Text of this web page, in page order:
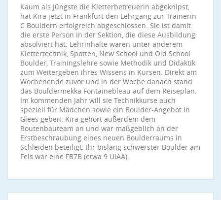
Kaum als Jüngste die Kletterbetreuerin abgeknipst,
hat Kira jetzt in Frankfurt den Lehrgang zur Trainerin
C Bouldern erfolgreich abgeschlossen. Sie ist damit
die erste Person in der Sektion, die diese Ausbildung
absolviert hat. Lehrinhalte waren unter anderem
Klettertechnik, Spotten, New School und Old School
Boulder, Trainingslehre sowie Methodik und Didaktik
zum Weitergeben ihres Wissens in Kursen. Direkt am
Wochenende zuvor und in der Woche danach stand
das Bouldermekka Fontainebleau auf dem Reiseplan.
Im kommenden Jahr will sie Technikkurse auch
speziell für Mädchen sowie ein Boulder-Angebot in
Glees geben. Kira gehört außerdem dem
Routenbauteam an und war maßgeblich an der
Erstbeschraubung eines neuen Boulderraums in
Schleiden beteiligt. Ihr bislang schwerster Boulder am
Fels war eine FB7B (etwa 9 UIAA).